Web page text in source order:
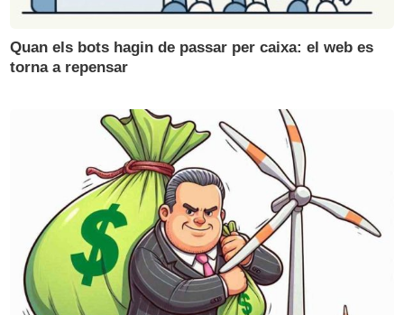
Quan els bots hagin de passar per caixa: el web es
torna a repensar